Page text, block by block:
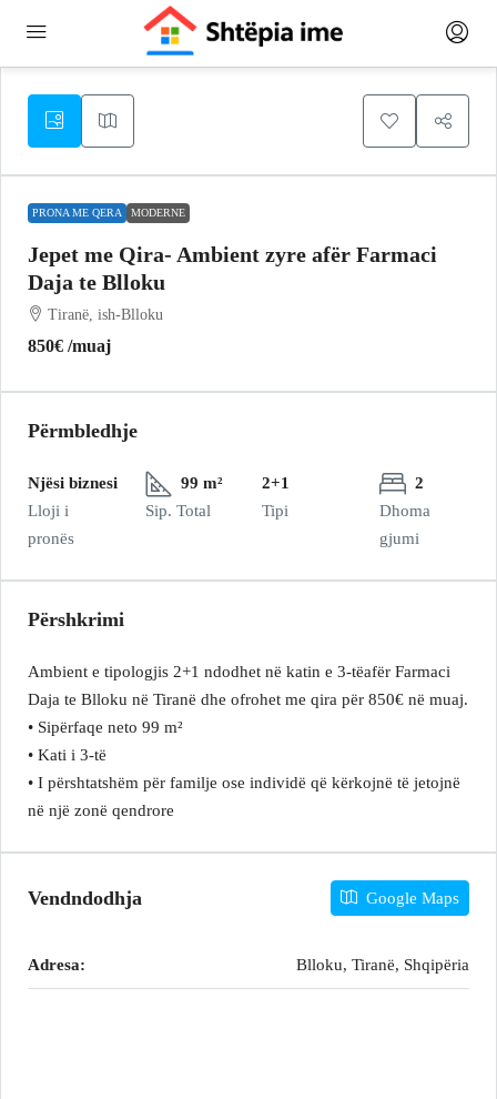
PRONA ME QERA MODERNE
Jepet me Qira- Ambient zyre afër Farmaci
Daja te Blloku
Tiranë, ish-Blloku
850€ /muaj
Përmbledhje
Njësi biznesi
Lloji i
pronës
99 m²
Sip. Total
2+1
Tipi
2
Dhoma
gjumi
Përshkrimi
Ambient e tipologjis 2+1 ndodhet në katin e 3-tëafër Farmaci
Daja te Blloku në Tiranë dhe ofrohet me qira për 850€ në muaj.
• Sipërfaqe neto 99 m²
• Kati i 3-të
• I përshtatshëm për familje ose individë që kërkojnë të jetojnë
në një zonë qendrore
Vendndodhja Google Maps
Adresa: Blloku, Tiranë, Shqipëria